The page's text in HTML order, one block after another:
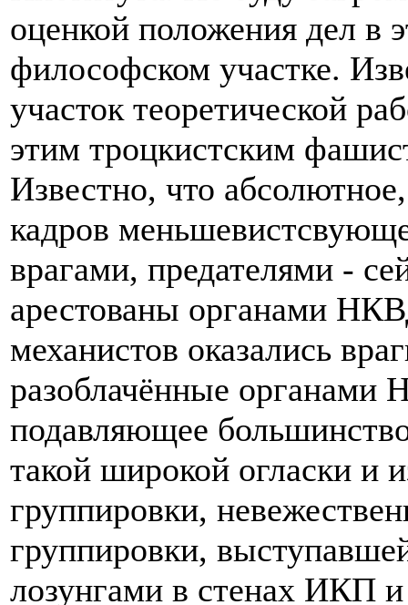
оценкой положения дел в
философском участке.
участок теоретической
этим троцкистским
Известно, что
кадров
врагами, предателями -
арестованы органами
механистов оказались
разоблачённые органами
подавляющее
такой широкой огласки и
группировки,
группировки,
лозунгами в стенах ИКП и